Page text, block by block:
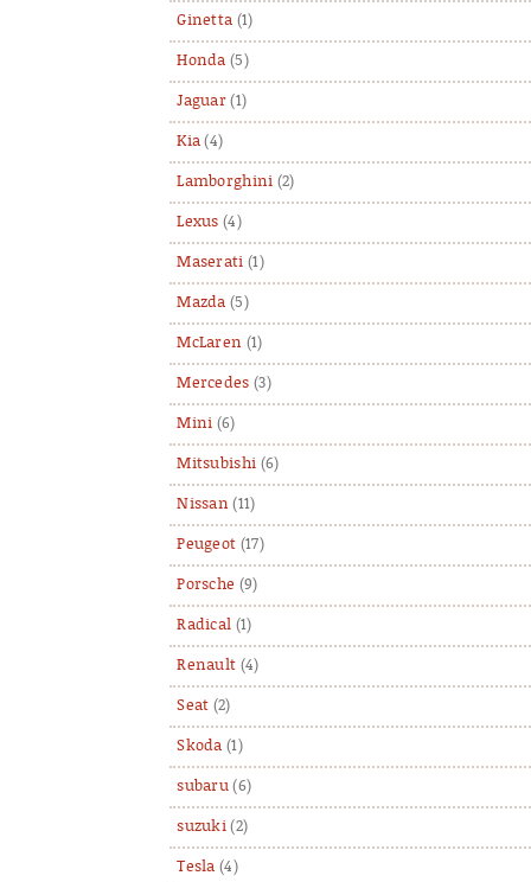
Ginetta (1)
Honda (5)
Jaguar (1)
Kia (4)
Lamborghini (2)
Lexus (4)
Maserati (1)
Mazda (5)
McLaren (1)
Mercedes (3)
Mini (6)
Mitsubishi (6)
Nissan (11)
Peugeot (17)
Porsche (9)
Radical (1)
Renault (4)
Seat (2)
Skoda (1)
subaru (6)
suzuki (2)
Tesla (4)